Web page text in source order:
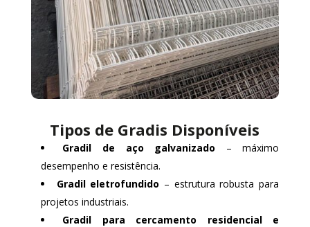
Tipos de Gradis Disponíveis
Gradil de aço galvanizado – máximo
desempenho e resistência.
Gradil eletrofundido – estrutura robusta para
projetos industriais.
Gradil para cercamento residencial e